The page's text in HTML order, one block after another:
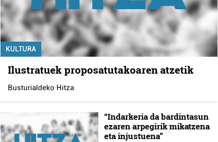
KULTURA
Ilustratuek proposatutakoaren atzetik
Busturialdeko Hitza
“Indarkeria da bardintasun
ezaren arpegirik mikatzena
eta injustuena”